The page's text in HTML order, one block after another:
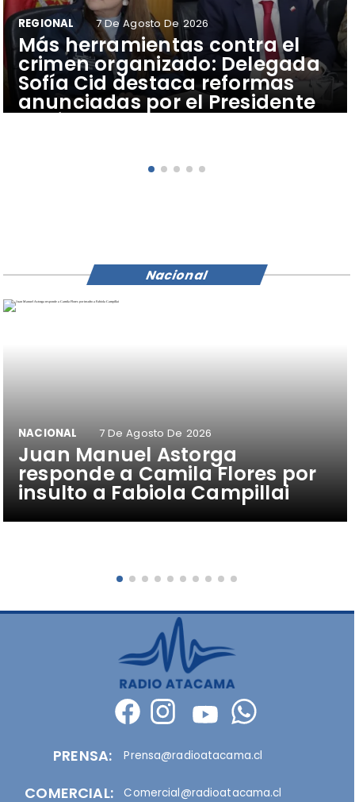
​Más herramientas contra el
crimen organizado: Delegada
Sofía Cid destaca reformas
anunciadas por el Presidente
José Antonio Kast para
REGIONAL 7 De Agosto De 2026
Juan Manuel Astorga
responde a Camila Flores por
insulto a Fabiola Campillai
NACIONAL 7 De Agosto De 2026
Nacional
PRENSA:
COMERCIAL:
Prensa@radioatacama.cl
Comercial@radioatacama.cl